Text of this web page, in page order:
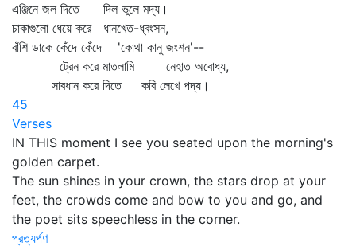
এঞ্জিনে জল দিতে দিল ভুলে মদ্য।
চাকাগুলো ধেয়ে করে ধানখেত-ধ্বংসন,
বাঁশি ডাকে কেঁদে কেঁদে 'কোথা কানু জংশন'--
ট্রেন করে মাতলামি নেহাত অবোধ্য,
সাবধান করে দিতে কবি লেখে পদ্য।
45
Verses
IN THIS moment I see you seated upon the morning's
golden carpet.
The sun shines in your crown, the stars drop at your
feet, the crowds come and bow to you and go, and
the poet sits speechless in the corner.
প্রত্যর্পণ